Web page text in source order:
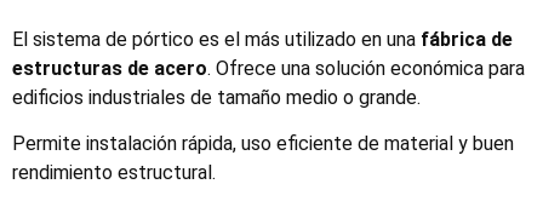
El sistema de pórtico es el más utilizado en una fábrica de
estructuras de acero. Ofrece una solución económica para
edificios industriales de tamaño medio o grande.
Permite instalación rápida, uso eficiente de material y buen
rendimiento estructural.